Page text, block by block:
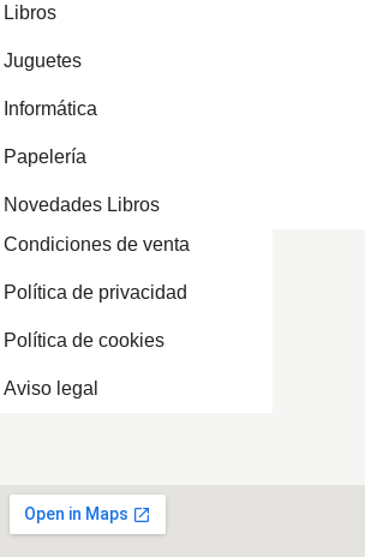
Libros
Juguetes
Informática
Papelería
Novedades Libros
Condiciones de venta
Política de privacidad
Política de cookies
Aviso legal